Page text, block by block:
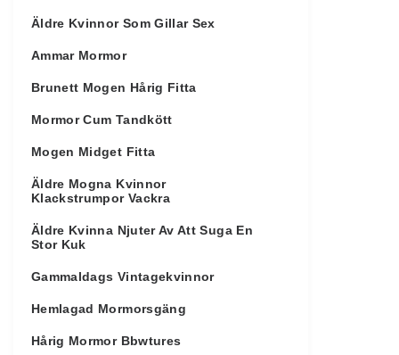
Äldre Kvinnor Som Gillar Sex
Ammar Mormor
Brunett Mogen Hårig Fitta
Mormor Cum Tandkött
Mogen Midget Fitta
Äldre Mogna Kvinnor
Klackstrumpor Vackra
Äldre Kvinna Njuter Av Att Suga En
Stor Kuk
Gammaldags Vintagekvinnor
Hemlagad Mormorsgäng
Hårig Mormor Bbwtures